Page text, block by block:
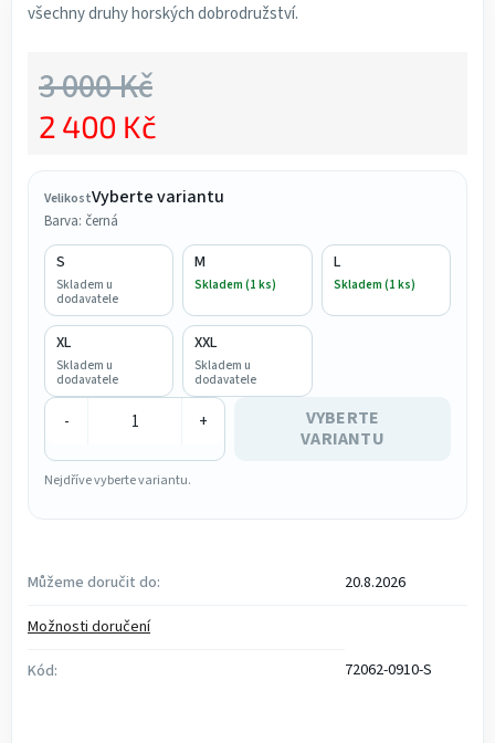
všechny druhy horských dobrodružství.
VelikostVyberte variantu
Barva: černá
S
Skladem u
dodavatele
M
Skladem (1 ks)
L
Skladem (1 ks)
XL
Skladem u
dodavatele
XXL
Skladem u
dodavatele
- +
VYBERTE
VARIANTU
Nejdříve vyberte variantu.
Můžeme doručit do:
20.8.2026
Možnosti doručení
Kód:
72062-0910-S
3 000 Kč
2 400 Kč